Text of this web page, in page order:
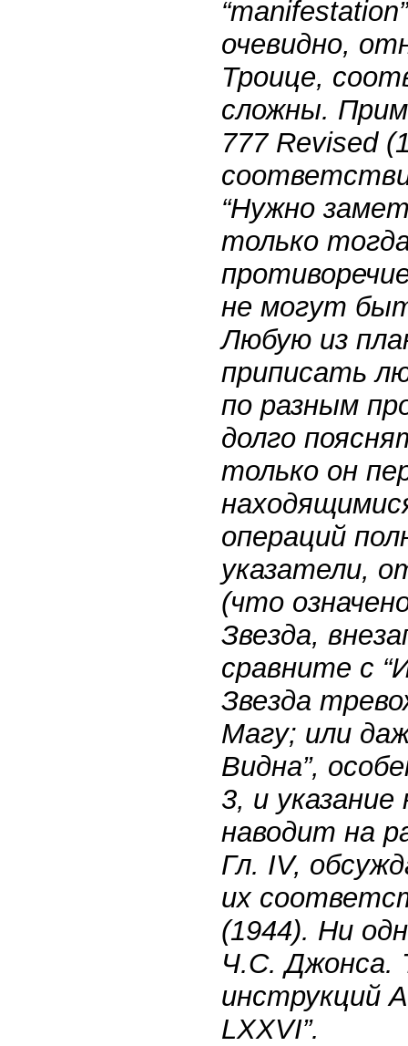
очевидно,
Троице,
сложны.
777 Revised
“Нужно
только
не могут
Любую из
приписать
по разным
долго
только он
операций
указатели,
(что
Звезда,
сравните с
Звезда
Магу; или
Видна”,
3, и
наводит на
Гл. IV,
их
(1944). Ни
Ч.С. Джонса.
инструкций
LXXVI”.